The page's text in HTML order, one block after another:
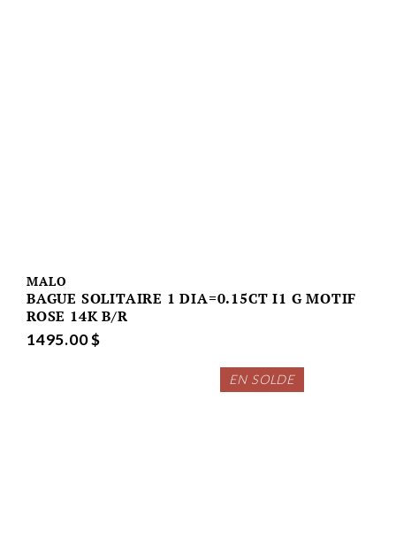
MALO
BAGUE SOLITAIRE 1 DIA=0.15CT I1 G MOTIF
ROSE 14K B/R
1495.00 $
EN SOLDE